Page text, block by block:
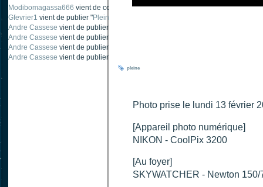
Modibomagassa666 vient de commenter "Ombre portée d'une traînée d'avion".
Gfevrier1 vient de publier "Pleine Lune - 9 Aout 205
Andre Cassese vient de publier "
Andre Cassese vient de publier "
Andre Cassese vient de publier "
Andre Cassese vient de publier "
pleine
Photo prise le lundi 13 février
[Appareil photo numérique]
NIKON - CoolPix 3200
[Au foyer]
SKYWATCHER - Newton 150/